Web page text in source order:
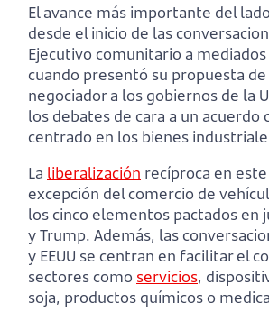
El avance más importante del
desde el inicio de las
Ejecutivo comunitario a
cuando presentó su propuesta
negociador a los gobiernos de la
los debates de cara a un acuerdo
centrado en los bienes
La liberalización recíproca en
excepción del comercio de
los cinco elementos pactados en
y Trump. Además, las
y EEUU se centran en facilitar el
sectores como servicios,
soja, productos químicos o